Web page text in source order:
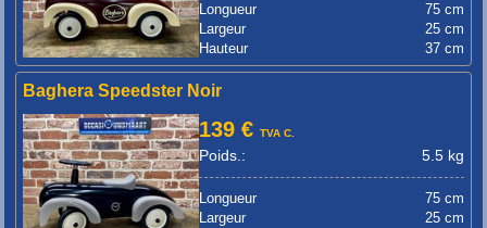
Longueur
75 cm
Largeur
25 cm
Hauteur
37 cm
Baghera Speedster Noir
139 €TVA C.
Poids.: 5.5 kg
Longueur
75 cm
Largeur
25 cm